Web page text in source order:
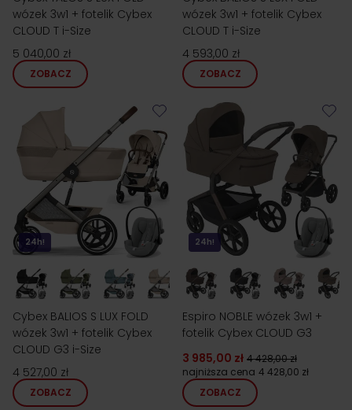
wózek 3w1 + fotelik Cybex
CLOUD T i-Size
5 040,00 zł
ZOBACZ
wózek 3w1 + fotelik Cybex
CLOUD T i-Size
4 593,00 zł
ZOBACZ
24h!
Cybex BALIOS S LUX FOLD
wózek 3w1 + fotelik Cybex
CLOUD G3 i-Size
4 527,00 zł
ZOBACZ
24h!
Espiro NOBLE wózek 3w1 +
fotelik Cybex CLOUD G3
3 985,00 zł 4 428,00 zł
najniższa cena 4 428,00 zł
ZOBACZ